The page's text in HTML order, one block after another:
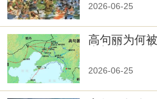
2026-06-25
高句丽为何
2026-06-25